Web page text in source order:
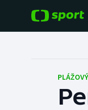
Fotbal
Hokej